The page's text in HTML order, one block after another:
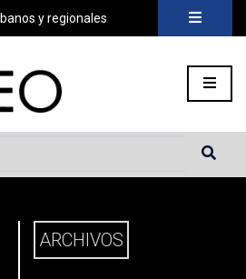
y regionales
ARCHIVOS